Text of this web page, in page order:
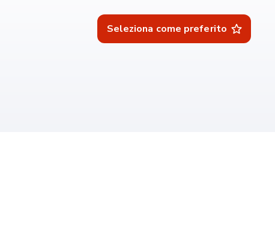
Seleziona come preferito